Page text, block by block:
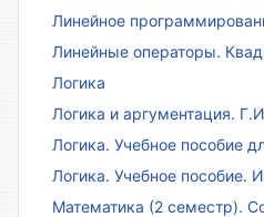
Линейное
Линейные операторы.
Логика
Логика и аргументация.
Логика. Учебное пособие
Логика. Учебное пособие.
Математика (2 семестр).